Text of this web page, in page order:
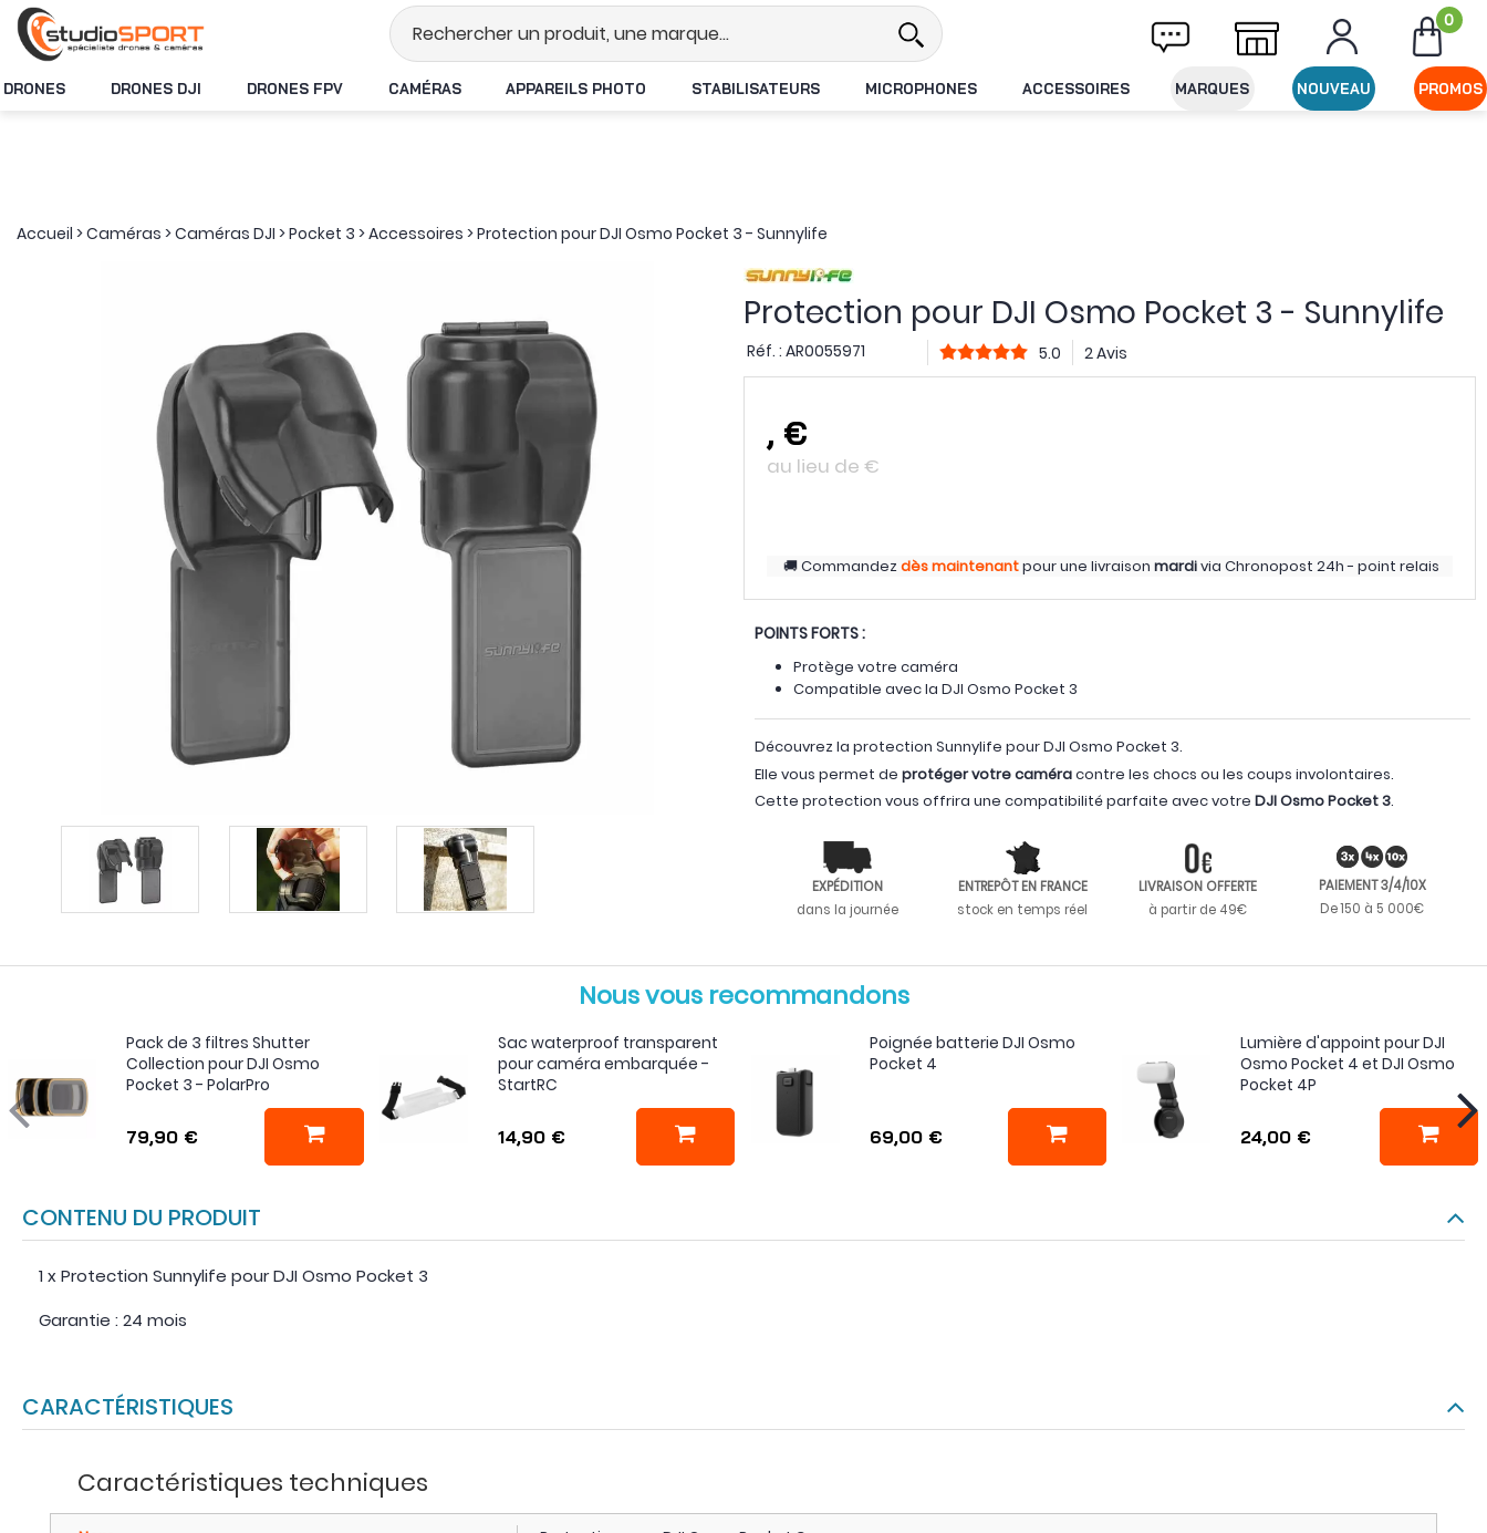
Stock en temps réel Livraison offerte dès 49€ d'achat 0
DRONES DRONES DJI DRONES FPV CAMÉRAS APPAREILS PHOTO STABILISATEURS MICROPHONES ACCESSOIRES MARQUES NOUVEAU PROMOS
Accueil >Caméras >Caméras DJI >Pocket 3 >Accessoires >Protection pour DJI Osmo Pocket 3 - Sunnylife
Protection pour DJI Osmo Pocket 3 - Sunnylife
Réf. : AR0055971 5.0 2 Avis
, €
au lieu de €
Commandezdès maintenantpour une livraison mardivia Chronopost 24h - point relais
POINTS FORTS :
Protège votre caméra
Compatible avec la DJI Osmo Pocket 3
Découvrez la protection Sunnylife pour DJI Osmo Pocket 3.
Elle vous permet de protéger votre caméracontre les chocs ou les coups involontaires.
Cette protection vous offrira une compatibilité parfaite avec votre DJI Osmo Pocket 3.
EXPÉDITION
dans la journée
ENTREPÔT EN FRANCE
stock en temps réel
LIVRAISON OFFERTE
à partir de 49€
PAIEMENT 3/4/10X
De 150 à 5 000€
Nous vous recommandons
Pack de 3 filtres Shutter
Collection pour DJI Osmo
Pocket 3 - PolarPro
79,90 €
Sac waterproof transparent
pour caméra embarquée -
StartRC
14,90 €
Poignée batterie DJI Osmo
Pocket 4
69,00 €
Lumière d'appoint pour DJI
Osmo Pocket 4 et DJI Osmo
Pocket 4P
24,00 €
CONTENU DU PRODUIT
1 x Protection Sunnylife pour DJI Osmo Pocket 3
Garantie : 24 mois
CARACTÉRISTIQUES
Caractéristiques techniques